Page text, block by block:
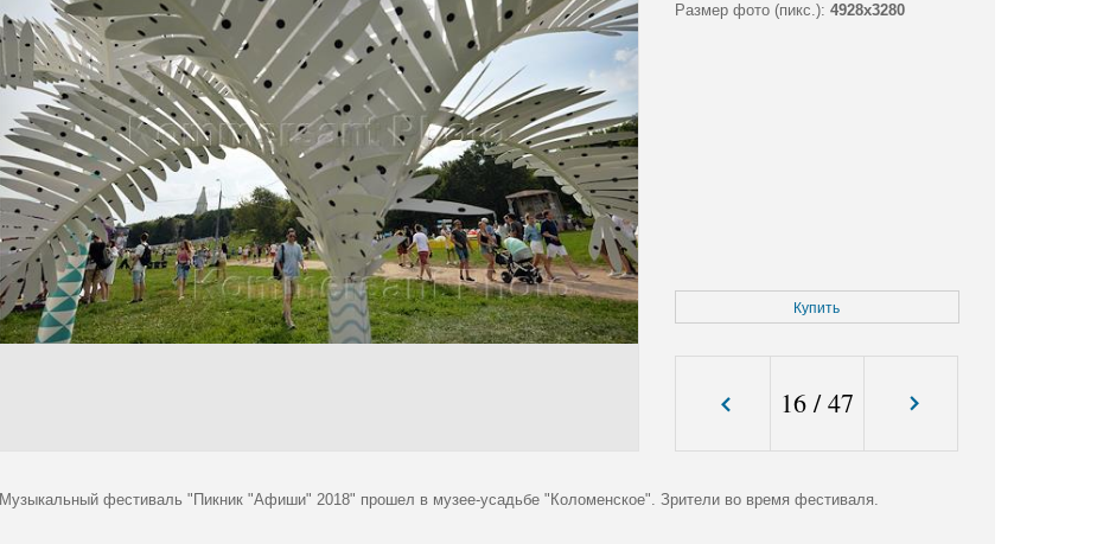
Размер фото (пикс.): 4928x3280
Купить
16/47
Музыкальный фестиваль "Пикник "Афиши" 2018" прошел в музее-усадьбе "Коломенское". Зрители во время фестиваля.